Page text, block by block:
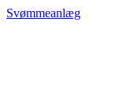
Svømmeanlæg